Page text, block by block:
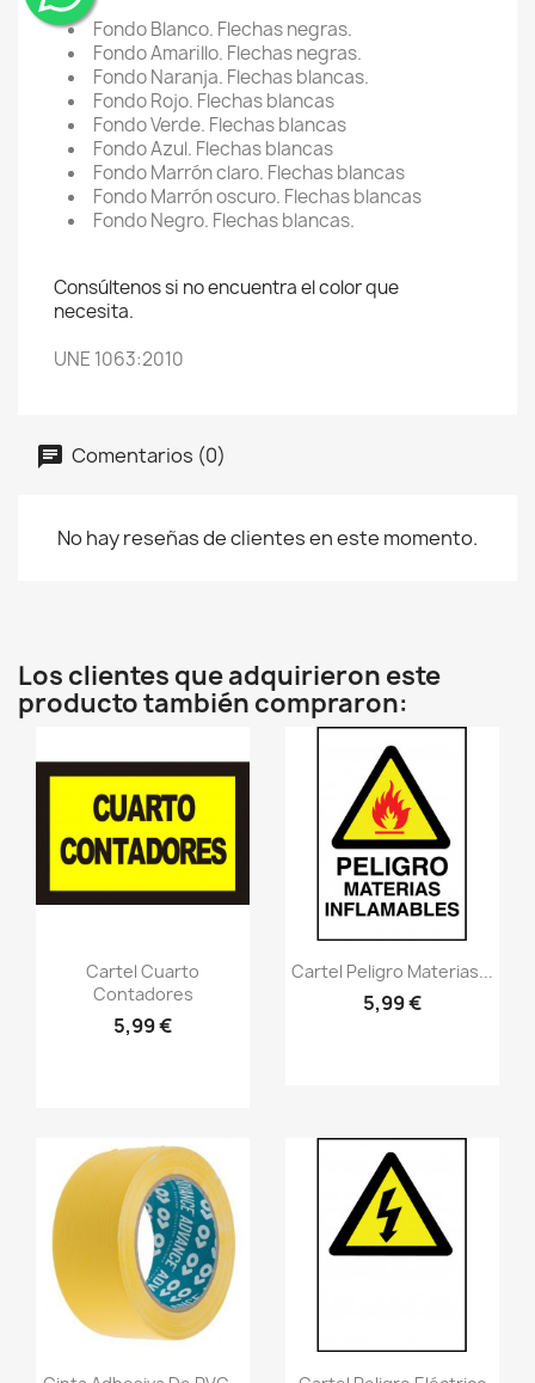
Fondo Blanco. Flechas negras.
Fondo Amarillo. Flechas negras.
Fondo Naranja. Flechas blancas.
Fondo Rojo. Flechas blancas
Fondo Verde. Flechas blancas
Fondo Azul. Flechas blancas
Fondo Marrón claro. Flechas blancas
Fondo Marrón oscuro. Flechas blancas
Fondo Negro. Flechas blancas.
Consúltenos si no encuentra el color que
necesita.
UNE 1063:2010
Comentarios (0)
No hay reseñas de clientes en este momento.
Los clientes que adquirieron este
producto también compraron:
visibilityVistazo rápido
Cartel Cuarto
Contadores
5,99 €
visibilityVistazo rápido
Cartel Peligro Materias...
5,99 €
¨